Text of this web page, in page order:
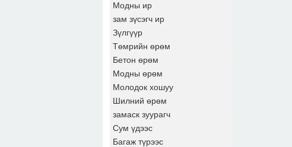
Модны ир
зам зүсэгч ир
Зүлгүүр
Төмрийн өрөм
Бетон өрөм
Модны өрөм
Молодок хошуу
Шилний өрөм
замаск зуурагч
Сум үдээс
Багаж түрээс